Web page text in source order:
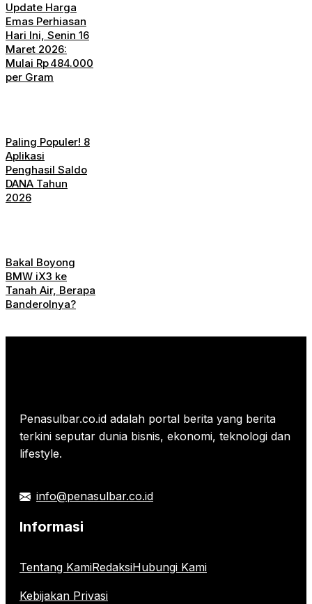
Update Harga
Emas Perhiasan
Hari Ini, Senin 16
Maret 2026:
Mulai Rp 484.000
per Gram
Paling Populer! 8
Aplikasi
Penghasil Saldo
DANA Tahun
2026
Bakal Boyong
BMW iX3 ke
Tanah Air, Berapa
Banderolnya?
Penasulbar.co.id adalah portal berita yang berita
terkini seputar dunia bisnis, ekonomi, teknologi dan
lifestyle.
info@penasulbar.co.id
Informasi
Tentang KamiRedaksiHubungi Kami
Kebijakan Privasi